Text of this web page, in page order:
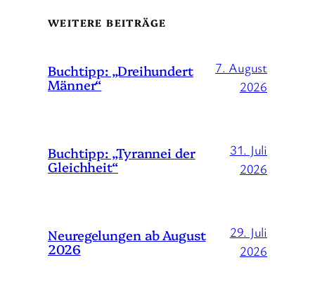
WEITERE BEITRÄGE
Buchtipp: „Dreihundert
Männer“
7. August
2026
Buchtipp: „Tyrannei der
Gleichheit“
31. Juli
2026
Neuregelungen ab August
2026
29. Juli
2026